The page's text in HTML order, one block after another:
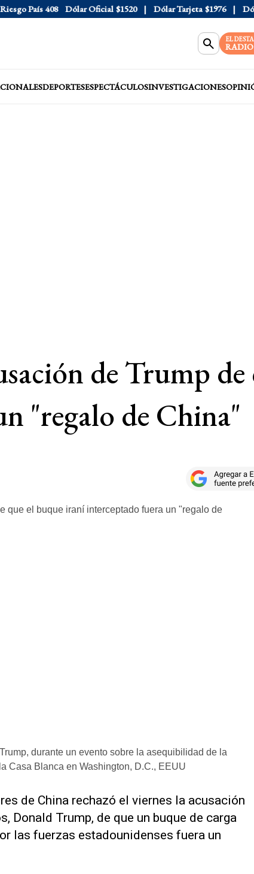
País 408 Dólar Oficial $1520 Dólar Tarjeta $1976 Dólar
EL
RADIO
DEPORTESESPECTÁCULOSINVESTIGACIONES
de Trump
"regalo de China"
durante un evento sobre la asequibilidad de la
Casa Blanca en Washington, D.C., EEUU
de China rechazó el viernes ‌la acusación
Donald Trump, de que un buque de carga
las fuerzas estadounidenses fuera un